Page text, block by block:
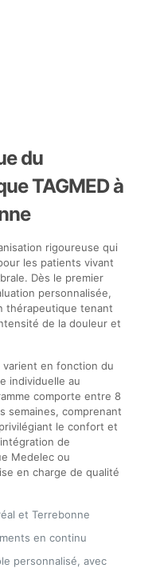
du
TAGMED à
rigoureuse qui
les patients vivant
Dès le premier
personnalisée,
thérapeutique tenant
de la douleur et
varient en fonction du
individuelle au
comporte entre 8
semaines, comprenant
le confort et
de
Medelec ou
en charge de qualité
et Terrebonne
en continu
personnalisé, avec